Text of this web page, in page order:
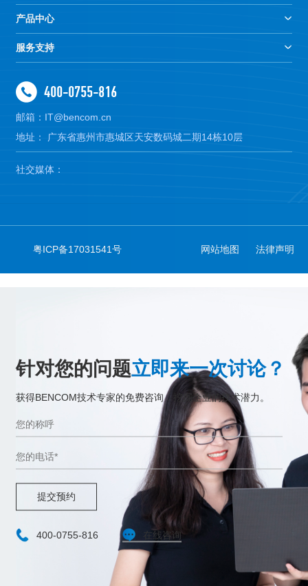
产品中心
服务支持
400-0755-816
邮箱：IT@bencom.cn
地址： 广东省惠州市惠城区天安数码城二期14栋10层
社交媒体：
粤ICP备17031541号 网站地图 法律声明
针对您的问题立即来一次讨论？
获得BENCOM技术专家的免费咨询，挖掘企业的技术潜力。
提交预约
400-0755-816 在线咨询